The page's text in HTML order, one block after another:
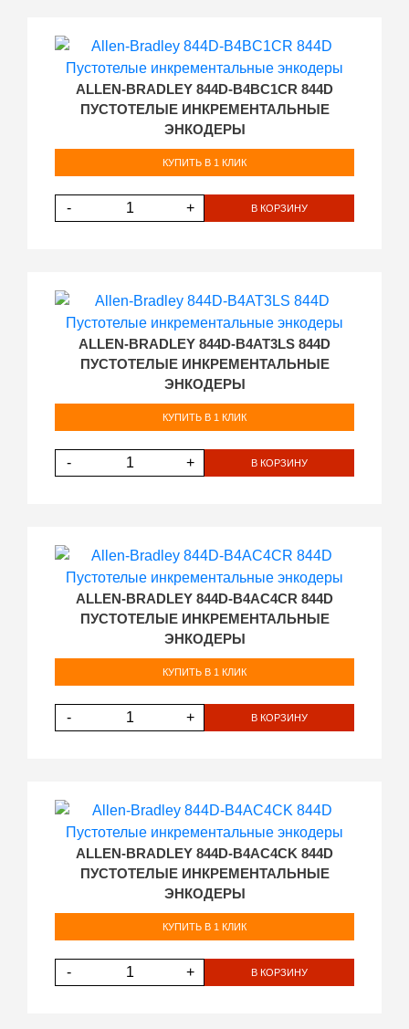
ALLEN-BRADLEY 844D-B4BC1CR 844D
ПУСТОТЕЛЫЕ ИНКРЕМЕНТАЛЬНЫЕ
ЭНКОДЕРЫ
КУПИТЬ В 1 КЛИК
- + В КОРЗИНУ
ALLEN-BRADLEY 844D-B4AT3LS 844D
ПУСТОТЕЛЫЕ ИНКРЕМЕНТАЛЬНЫЕ
ЭНКОДЕРЫ
КУПИТЬ В 1 КЛИК
- + В КОРЗИНУ
ALLEN-BRADLEY 844D-B4AC4CR 844D
ПУСТОТЕЛЫЕ ИНКРЕМЕНТАЛЬНЫЕ
ЭНКОДЕРЫ
КУПИТЬ В 1 КЛИК
- + В КОРЗИНУ
ALLEN-BRADLEY 844D-B4AC4CK 844D
ПУСТОТЕЛЫЕ ИНКРЕМЕНТАЛЬНЫЕ
ЭНКОДЕРЫ
КУПИТЬ В 1 КЛИК
- + В КОРЗИНУ